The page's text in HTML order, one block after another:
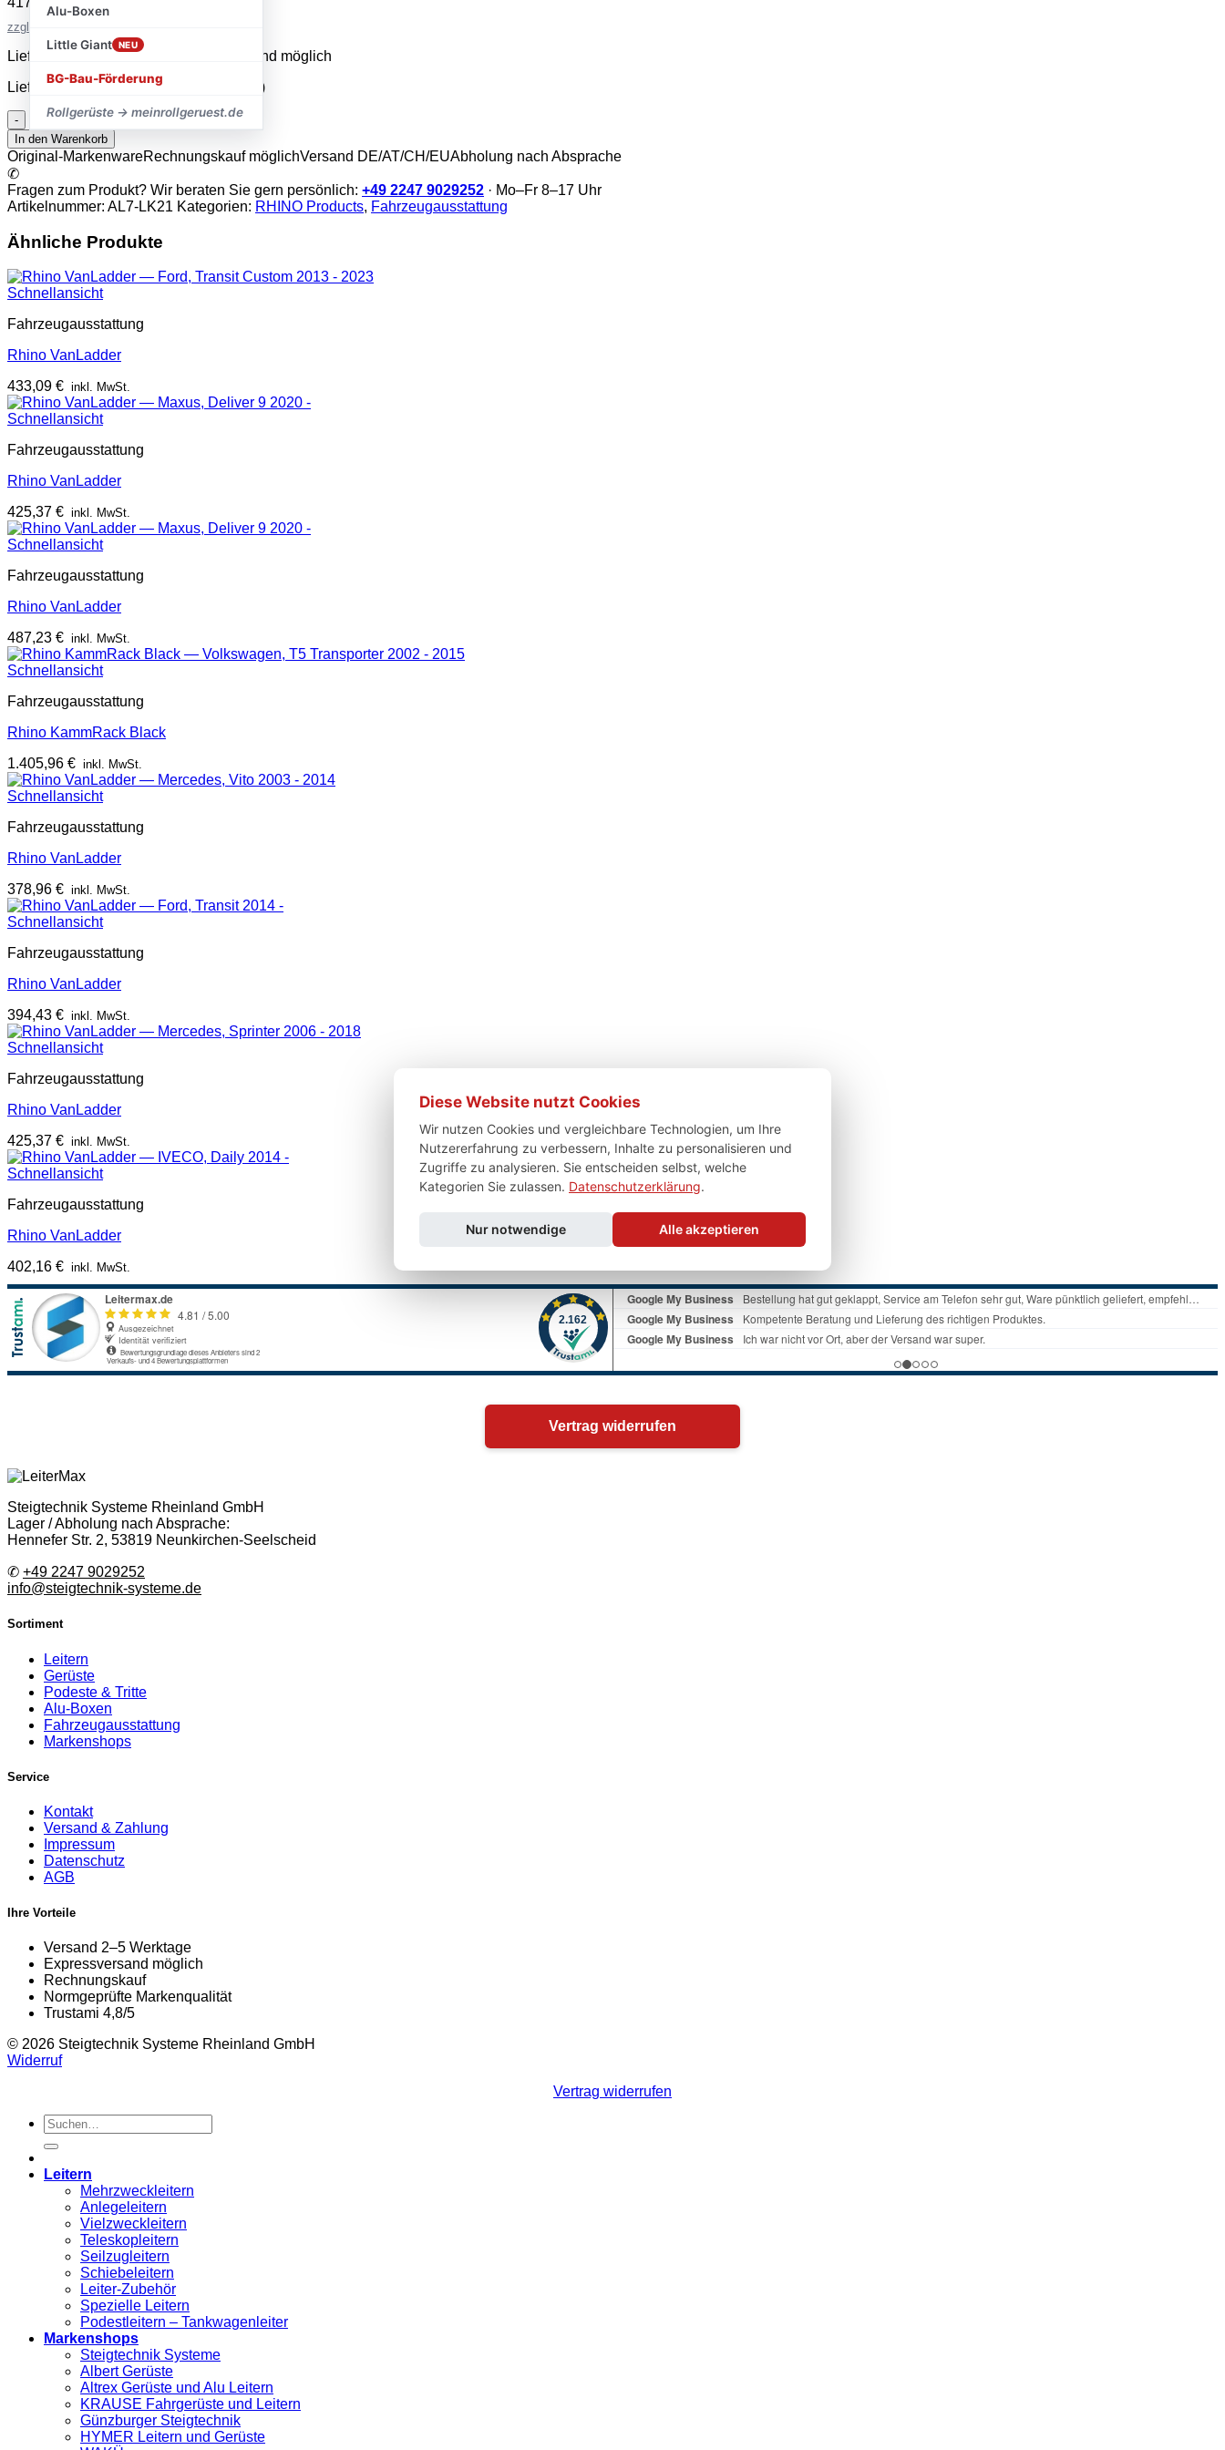
Alu-Boxen
Little Giant NEU
BG-Bau-Förderung
Rollgerüste → meinrollgeruest.de
zzgl. Versandkosten
Lieferzeit 2–5 Werktage · Expressversand möglich
Lieferzeit:sofort lieferbar (2-5 Werktage)
Rhino
VanLadder
Menge
In den Warenkorb
Original-MarkenwareRechnungskauf möglichVersand DE/AT/CH/EUAbholung nach Absprache
✆
Fragen zum Produkt? Wir beraten Sie gern persönlich: +49 2247 9029252 · Mo–Fr 8–17 Uhr
Artikelnummer: AL7-LK21 Kategorien: RHINO Products, Fahrzeugausstattung
Ähnliche Produkte
Schnellansicht
Fahrzeugausstattung
Rhino VanLadder
433,09 € inkl. MwSt.
Schnellansicht
Fahrzeugausstattung
Rhino VanLadder
425,37 € inkl. MwSt.
Schnellansicht
Fahrzeugausstattung
Rhino VanLadder
487,23 € inkl. MwSt.
Schnellansicht
Fahrzeugausstattung
Rhino KammRack Black
1.405,96 € inkl. MwSt.
Schnellansicht
Fahrzeugausstattung
Rhino VanLadder
378,96 € inkl. MwSt.
Schnellansicht
Fahrzeugausstattung
Rhino VanLadder
394,43 € inkl. MwSt.
Schnellansicht
Fahrzeugausstattung
Rhino VanLadder
425,37 € inkl. MwSt.
Schnellansicht
Fahrzeugausstattung
Rhino VanLadder
402,16 € inkl. MwSt.
Vertrag widerrufen
Steigtechnik Systeme Rheinland GmbH
Lager / Abholung nach Absprache:
Hennefer Str. 2, 53819 Neunkirchen-Seelscheid
✆ +49 2247 9029252
info@steigtechnik-systeme.de
Sortiment
Leitern
Gerüste
Podeste & Tritte
Alu-Boxen
Fahrzeugausstattung
Markenshops
Service
Kontakt
Versand & Zahlung
Impressum
Datenschutz
AGB
Ihre Vorteile
Versand 2–5 Werktage
Expressversand möglich
Rechnungskauf
Normgeprüfte Markenqualität
Trustami 4,8/5
© 2026 Steigtechnik Systeme Rheinland GmbH
Widerruf
Vertrag widerrufen
Suchen
nach:
Leitern
Mehrzweckleitern
Anlegeleitern
Vielzweckleitern
Teleskopleitern
Seilzugleitern
Schiebeleitern
Leiter-Zubehör
Spezielle Leitern
Podestleitern – Tankwagenleiter
Markenshops
Steigtechnik Systeme
Albert Gerüste
Altrex Gerüste und Alu Leitern
KRAUSE Fahrgerüste und Leitern
Günzburger Steigtechnik
HYMER Leitern und Gerüste
Diese Website nutzt Cookies
Wir nutzen Cookies und vergleichbare Technologien, um Ihre
Nutzererfahrung zu verbessern, Inhalte zu personalisieren und
Zugriffe zu analysieren. Sie entscheiden selbst, welche
Kategorien Sie zulassen. Datenschutzerklärung.
Nur notwendige Alle akzeptieren